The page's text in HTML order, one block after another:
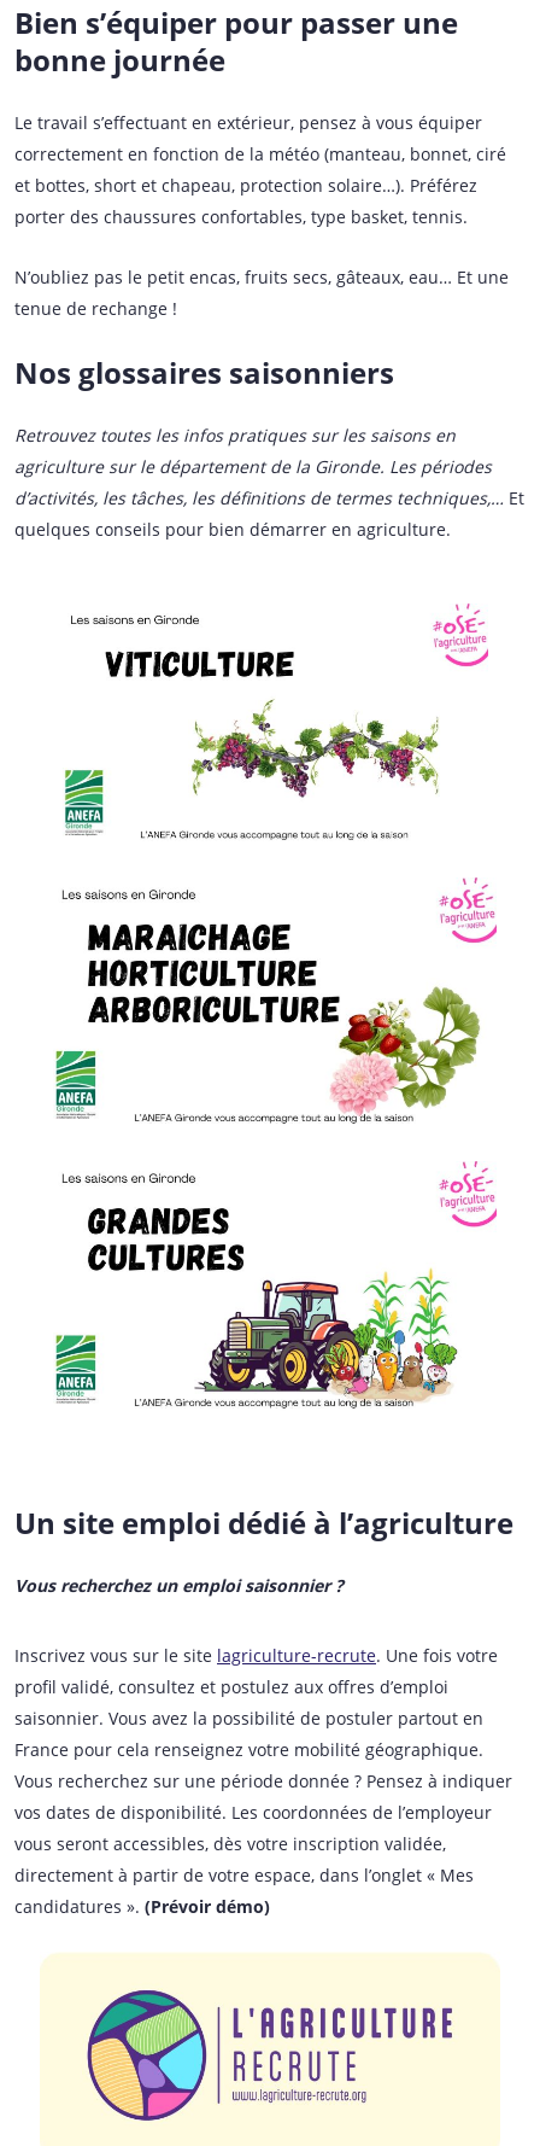
Bien s’équiper pour passer une
bonne journée
Le travail s’effectuant en extérieur, pensez à vous équiper
correctement en fonction de la météo (manteau, bonnet, ciré
et bottes, short et chapeau, protection solaire…). Préférez
porter des chaussures confortables, type basket, tennis.
N’oubliez pas le petit encas, fruits secs, gâteaux, eau… Et une
tenue de rechange !
Nos glossaires saisonniers
Retrouvez toutes les infos pratiques sur les saisons en
agriculture sur le département de la Gironde. Les périodes
d’activités, les tâches, les définitions de termes techniques,… Et
quelques conseils pour bien démarrer en agriculture.
Un site emploi dédié à l’agriculture
Vous recherchez un emploi saisonnier ?
Inscrivez vous sur le site lagriculture-recrute. Une fois votre
profil validé, consultez et postulez aux offres d’emploi
saisonnier. Vous avez la possibilité de postuler partout en
France pour cela renseignez votre mobilité géographique.
Vous recherchez sur une période donnée ? Pensez à indiquer
vos dates de disponibilité. Les coordonnées de l’employeur
vous seront accessibles, dès votre inscription validée,
directement à partir de votre espace, dans l’onglet « Mes
candidatures ». (Prévoir démo)